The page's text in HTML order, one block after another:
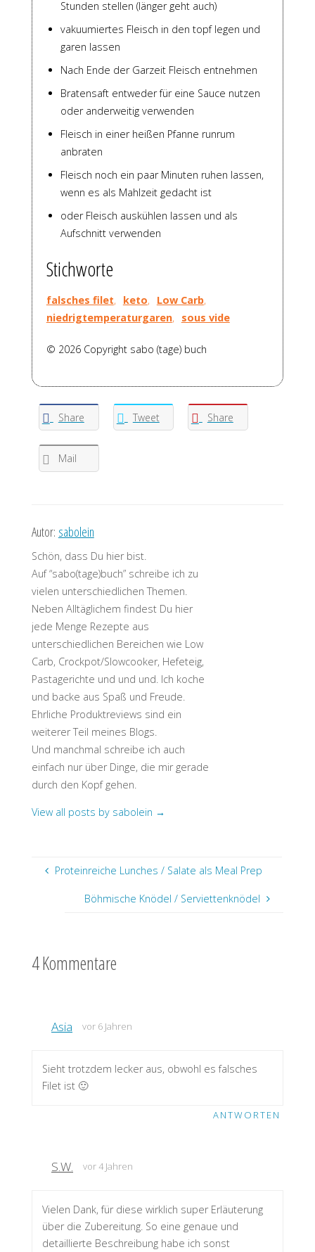
Stunden stellen (länger geht auch)
vakuumiertes Fleisch in den topf legen und
garen lassen
Nach Ende der Garzeit Fleisch entnehmen
Bratensaft entweder für eine Sauce nutzen
oder anderweitig verwenden
Fleisch in einer heißen Pfanne runrum
anbraten
Fleisch noch ein paar Minuten ruhen lassen,
wenn es als Mahlzeit gedacht ist
oder Fleisch auskühlen lassen und als
Aufschnitt verwenden
Stichworte
falsches filet, keto, Low Carb,
niedrigtemperaturgaren, sous vide
© 2026 Copyright sabo (tage) buch
Share Tweet Share
Mail
Autor: sabolein
Schön, dass Du hier bist.
Auf “sabo(tage)buch” schreibe ich zu
vielen unterschiedlichen Themen.
Neben Alltäglichem findest Du hier
jede Menge Rezepte aus
unterschiedlichen Bereichen wie Low
Carb, Crockpot/Slowcooker, Hefeteig,
Pastagerichte und und und. Ich koche
und backe aus Spaß und Freude.
Ehrliche Produktreviews sind ein
weiterer Teil meines Blogs.
Und manchmal schreibe ich auch
einfach nur über Dinge, die mir gerade
durch den Kopf gehen.
View all posts by sabolein →
Proteinreiche Lunches / Salate als Meal Prep
Böhmische Knödel / Serviettenknödel
4 Kommentare
Asia vor 6 Jahren
Sieht trotzdem lecker aus, obwohl es falsches
Filet ist 🙂
ANTWORTEN
S.W. vor 4 Jahren
Vielen Dank, für diese wirklich super Erläuterung
über die Zubereitung. So eine genaue und
detaillierte Beschreibung habe ich sonst